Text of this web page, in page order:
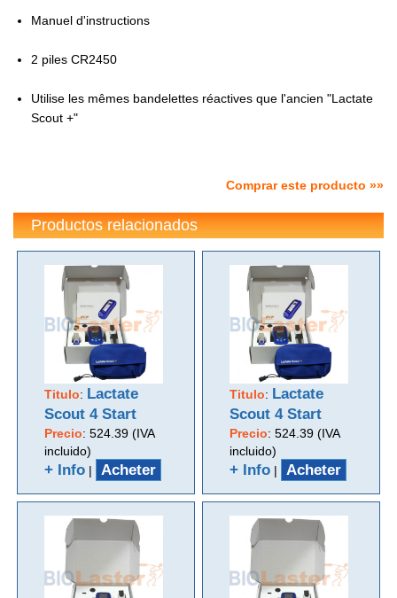
Manuel d'instructions
2 piles CR2450
Utilise les mêmes bandelettes réactives que l'ancien "Lactate
Scout +"
Comprar este producto »»
Productos relacionados
Titulo: Lactate
Scout 4 Start
Precio:524.39 (IVA
incluido)
+ Info | Acheter
Titulo: Lactate
Scout 4 Start
Precio:524.39 (IVA
incluido)
+ Info | Acheter